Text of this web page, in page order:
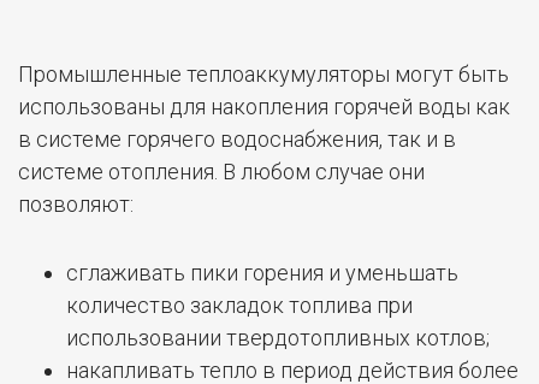
Промышленные теплоаккумуляторы могут быть
использованы для накопления горячей воды как
в системе горячего водоснабжения, так и в
системе отопления. В любом случае они
позволяют:
сглаживать пики горения и уменьшать
количество закладок топлива при
использовании твердотопливных котлов;
накапливать тепло в период действия более